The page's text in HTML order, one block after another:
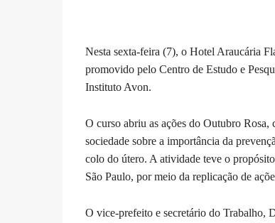
Nesta sexta-feira (7), o Hotel Araucária
promovido pelo Centro de Estudo e
Instituto Avon.
O curso abriu as ações do Outubro
sociedade sobre a importância da
colo do útero. A atividade teve o
São Paulo, por meio da replicação de
O vice-prefeito e secretário do Trabalho,